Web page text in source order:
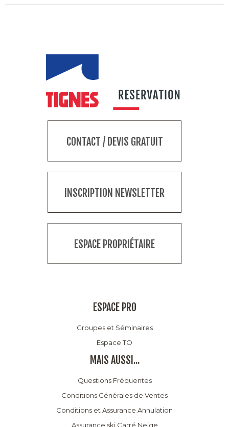
CONTACT / DEVIS GRATUIT
INSCRIPTION NEWSLETTER
ESPACE PROPRIÉTAIRE
ESPACE PRO
Groupes et Séminaires
Espace TO
MAIS AUSSI...
Questions Fréquentes
Conditions Générales de Ventes
Conditions et Assurance Annulation
Assurance ski Carré Neige